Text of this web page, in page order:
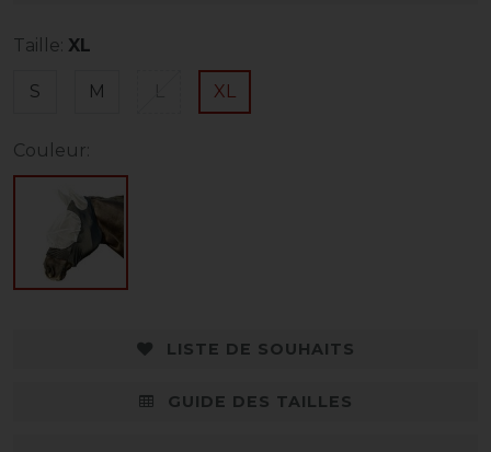
Taille: XL
S M XL
Couleur:
LISTE DE SOUHAITS
GUIDE DES TAILLES